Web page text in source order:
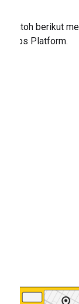
contoh berikut
Maps Platform.